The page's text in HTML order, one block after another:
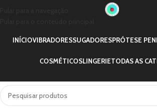
INÍCIOVIBRADORESSUGADORESPRÓTESE
COSMÉTICOSLINGERIETODAS AS